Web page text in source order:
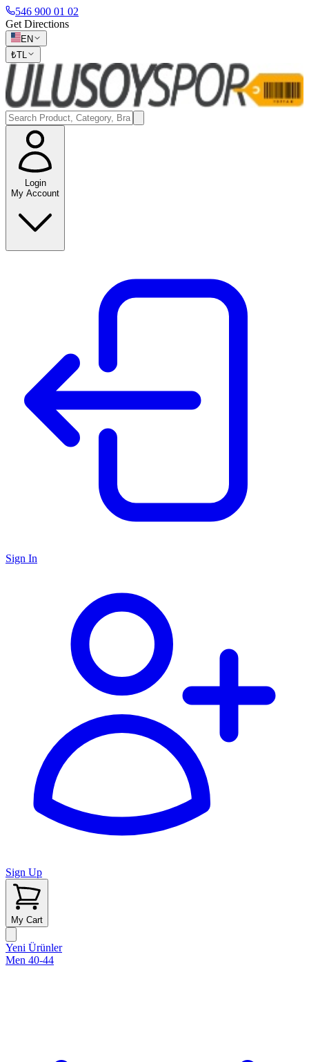
546 900 01 02
Get Directions
EN
₺TL
Login
My Account
Sign In
Sign Up
My Cart
Yeni Ürünler
Men 40-44